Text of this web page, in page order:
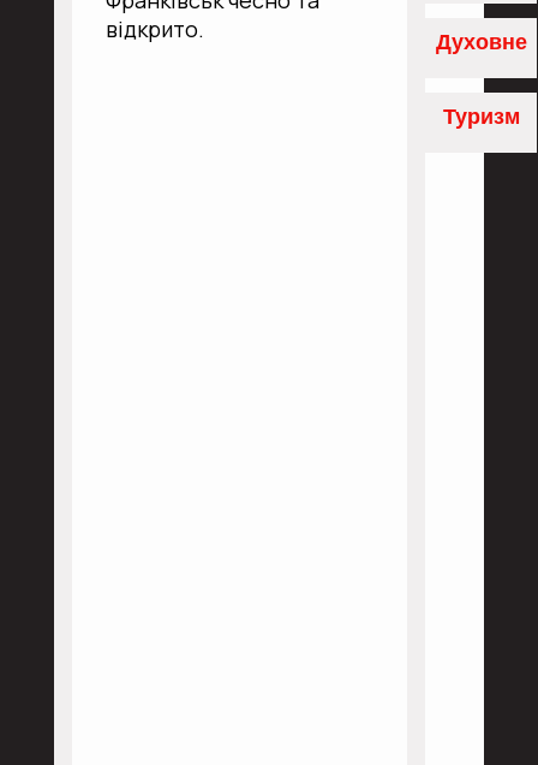
відкрито.
Духовне
Туризм